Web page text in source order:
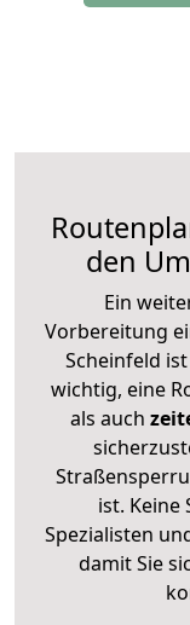
den
Ein
Vorbereitung
Scheinfeld
wichtig, eine
als auch
ist. Keine
Spezialisten
damit Sie